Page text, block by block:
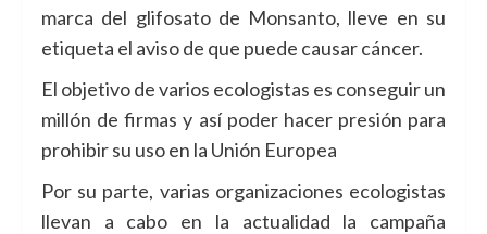
marca del glifosato de Monsanto, lleve en su
etiqueta el aviso de que puede causar cáncer.
El objetivo de varios ecologistas es conseguir un
millón de firmas y así poder hacer presión para
prohibir su uso en la Unión Europea
Por su parte, varias organizaciones ecologistas
llevan a cabo en la actualidad la campaña